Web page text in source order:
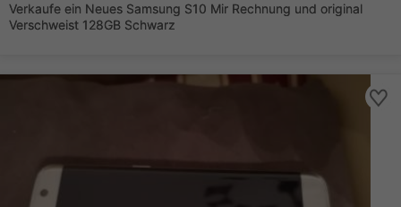
Verkaufe ein Neues Samsung S10 Mir Rechnung und original
Verschweist 128GB Schwarz